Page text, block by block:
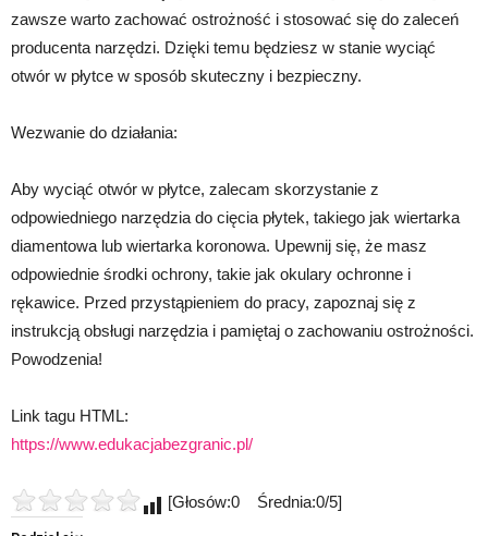
zawsze warto zachować ostrożność i stosować się do zaleceń
producenta narzędzi. Dzięki temu będziesz w stanie wyciąć
otwór w płytce w sposób skuteczny i bezpieczny.
Wezwanie do działania:
Aby wyciąć otwór w płytce, zalecam skorzystanie z
odpowiedniego narzędzia do cięcia płytek, takiego jak wiertarka
diamentowa lub wiertarka koronowa. Upewnij się, że masz
odpowiednie środki ochrony, takie jak okulary ochronne i
rękawice. Przed przystąpieniem do pracy, zapoznaj się z
instrukcją obsługi narzędzia i pamiętaj o zachowaniu ostrożności.
Powodzenia!
Link tagu HTML:
https://www.edukacjabezgranic.pl/
[Głosów:0 Średnia:0/5]